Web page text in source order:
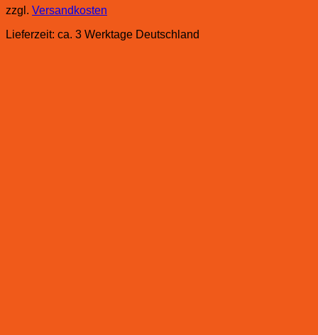
zzgl. Versandkosten
Lieferzeit: ca. 3 Werktage Deutschland